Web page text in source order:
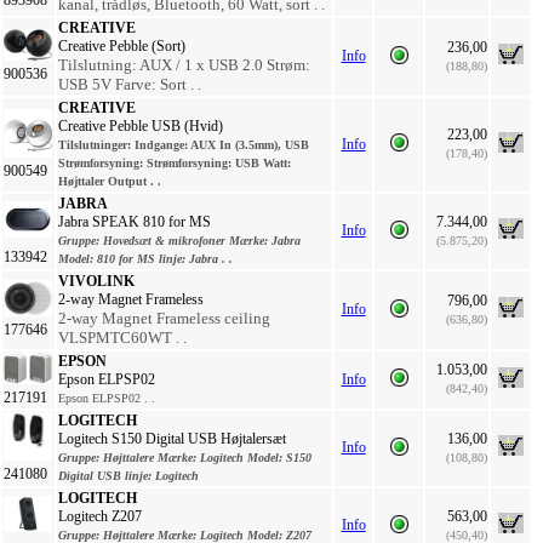
kanal, trådløs, Bluetooth, 60 Watt, sort . .
900536
CREATIVE
Creative Pebble (Sort)
Tilslutning: AUX / 1 x USB 2.0 Strøm:
USB 5V Farve: Sort . .
Info 236,00
(188,80)
900549
CREATIVE
Creative Pebble USB (Hvid)
Tilslutninger: Indgange: AUX In (3.5mm), USB
Strømforsyning: Strømforsyning: USB Watt:
Højttaler Output . .
Info
223,00
(178,40)
133942
JABRA
Jabra SPEAK 810 for MS
Gruppe: Hovedsæt & mikrofoner Mærke: Jabra
Model: 810 for MS linje: Jabra . .
Info 7.344,00
(5.875,20)
177646
VIVOLINK
2-way Magnet Frameless
2-way Magnet Frameless ceiling
VLSPMTC60WT . .
Info 796,00
(636,80)
217191
EPSON
Epson ELPSP02
Epson ELPSP02 . .
Info
1.053,00
(842,40)
241080
LOGITECH
Logitech S150 Digital USB Højtalersæt
Gruppe: Højttalere Mærke: Logitech Model: S150
Digital USB linje: Logitech
Info 136,00
(108,80)
LOGITECH
Logitech Z207
Gruppe: Højttalere Mærke: Logitech Model: Z207
Info 563,00
(450,40)